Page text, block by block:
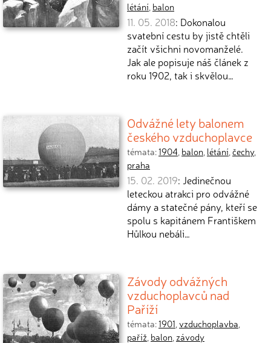
létání, balon
11. 05. 2018: Dokonalou
svatební cestu by jistě chtěli
začít všichni novomanželé.
Jak ale popisuje náš článek z
roku 1902, tak i skvělou…
Odvážné lety balonem
českého vzduchoplavce
témata:1904, balon, létání,čechy,
praha
15. 02. 2019: Jedinečnou
leteckou atrakci pro odvážné
dámy a statečné pány, kteří se
spolu s kapitánem Františkem
Hůlkou nebáli…
Závody odvážných
vzduchoplavců nad
Paříží
témata:1901,vzduchoplavba,
paříž, balon, závody